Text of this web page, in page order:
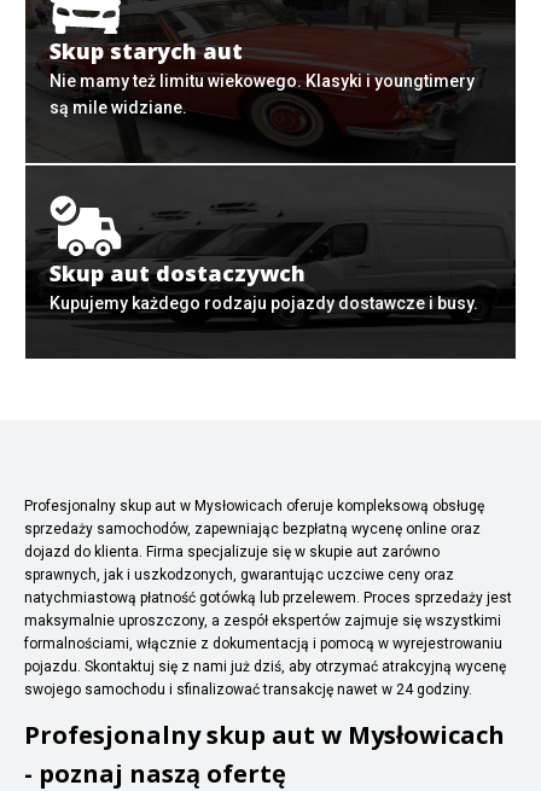
Skup starych aut
Nie mamy też limitu wiekowego. Klasyki i youngtimery
są mile widziane.
Skup aut dostaczywch
Kupujemy każdego rodzaju pojazdy dostawcze i busy.
Profesjonalny skup aut w Mysłowicach oferuje kompleksową obsługę
sprzedaży samochodów, zapewniając bezpłatną wycenę online oraz
dojazd do klienta. Firma specjalizuje się w skupie aut zarówno
sprawnych, jak i uszkodzonych, gwarantując uczciwe ceny oraz
natychmiastową płatność gotówką lub przelewem. Proces sprzedaży jest
maksymalnie uproszczony, a zespół ekspertów zajmuje się wszystkimi
formalnościami, włącznie z dokumentacją i pomocą w wyrejestrowaniu
pojazdu. Skontaktuj się z nami już dziś, aby otrzymać atrakcyjną wycenę
swojego samochodu i sfinalizować transakcję nawet w 24 godziny.
Profesjonalny skup aut w Mysłowicach
- poznaj naszą ofertę